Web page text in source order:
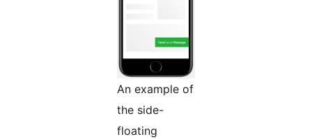
An example of
the side-
floating